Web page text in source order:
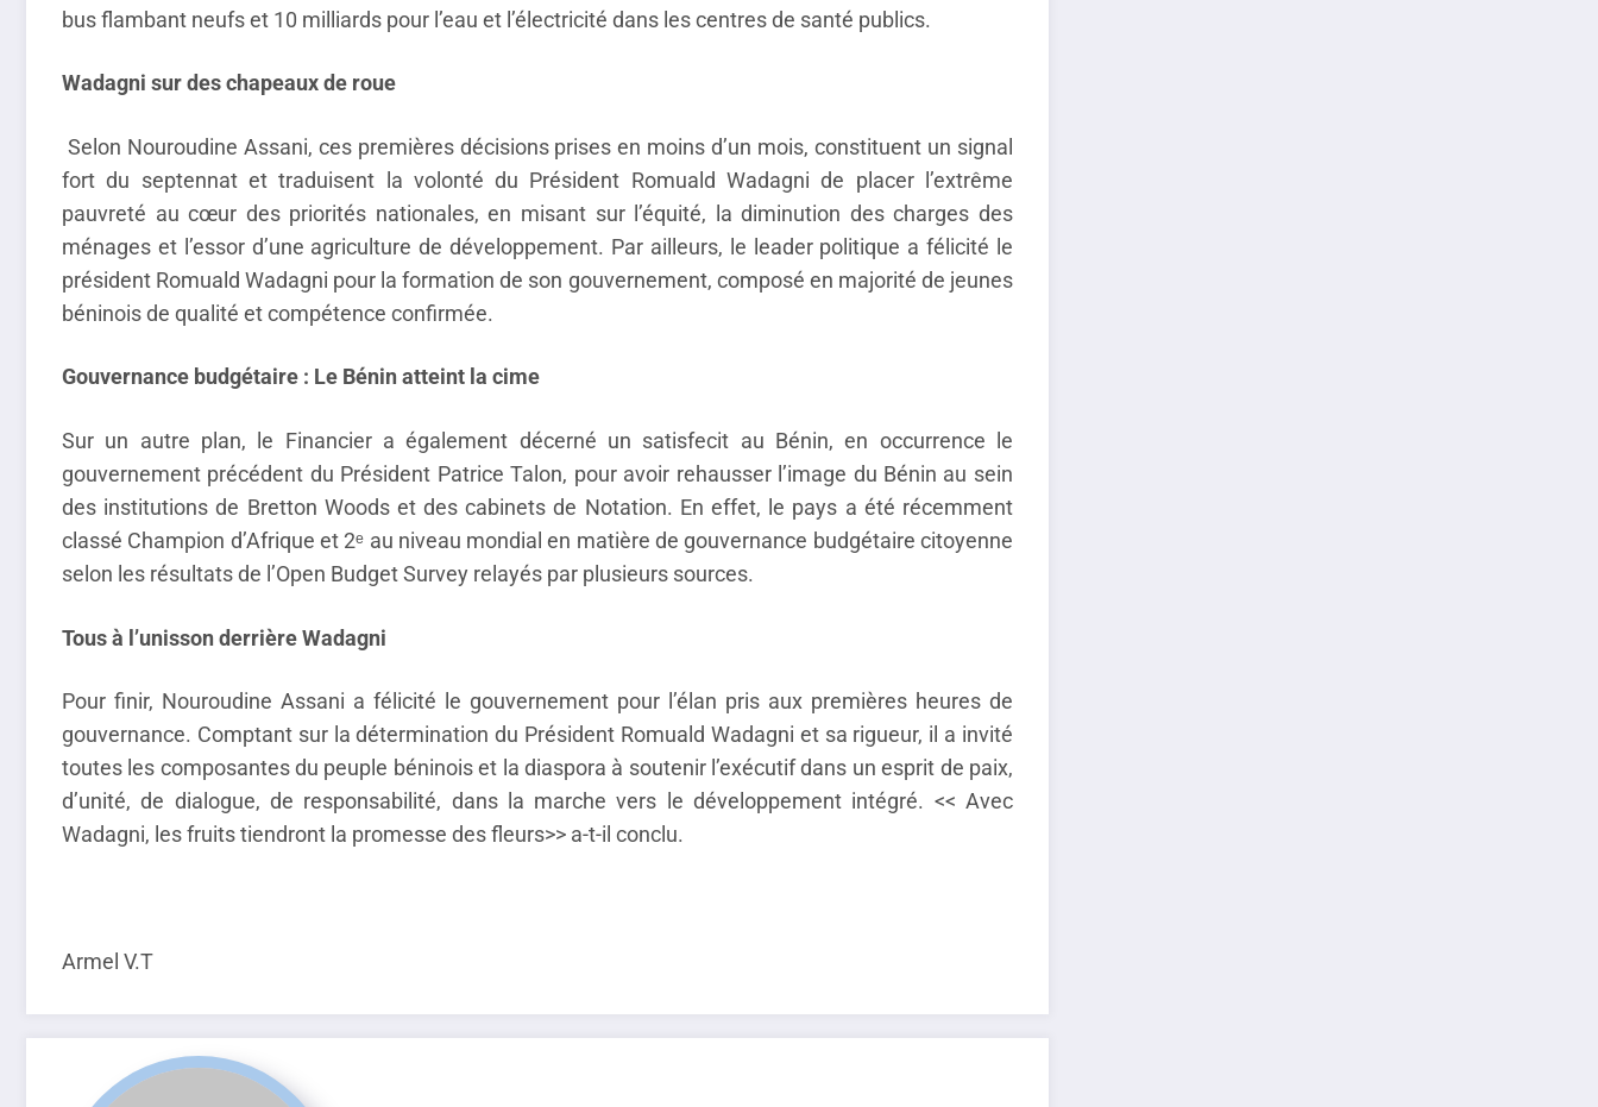
bus flambant neufs et 10 milliards pour l’eau et l’électricité dans les centres de santé publics.
Wadagni sur des chapeaux de roue
Selon Nouroudine Assani, ces premières décisions prises en moins d’un mois, constituent un signal
fort du septennat et traduisent la volonté du Président Romuald Wadagni de placer l’extrême
pauvreté au cœur des priorités nationales, en misant sur l’équité, la diminution des charges des
ménages et l’essor d’une agriculture de développement. Par ailleurs, le leader politique a félicité le
président Romuald Wadagni pour la formation de son gouvernement, composé en majorité de jeunes
béninois de qualité et compétence confirmée.
Gouvernance budgétaire : Le Bénin atteint la cime
Sur un autre plan, le Financier a également décerné un satisfecit au Bénin, en occurrence le
gouvernement précédent du Président Patrice Talon, pour avoir rehausser l’image du Bénin au sein
des institutions de Bretton Woods et des cabinets de Notation. En effet, le pays a été récemment
classé Champion d’Afrique et 2ᵉ au niveau mondial en matière de gouvernance budgétaire citoyenne
selon les résultats de l’Open Budget Survey relayés par plusieurs sources.
Tous à l’unisson derrière Wadagni
Pour finir, Nouroudine Assani a félicité le gouvernement pour l’élan pris aux premières heures de
gouvernance. Comptant sur la détermination du Président Romuald Wadagni et sa rigueur, il a invité
toutes les composantes du peuple béninois et la diaspora à soutenir l’exécutif dans un esprit de paix,
d’unité, de dialogue, de responsabilité, dans la marche vers le développement intégré. << Avec
Wadagni, les fruits tiendront la promesse des fleurs>> a-t-il conclu.
Armel V.T